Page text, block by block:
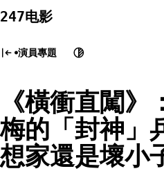
to
247电影
演員專題
《橫衝直闖
梅的「封神」
想家還是壞小